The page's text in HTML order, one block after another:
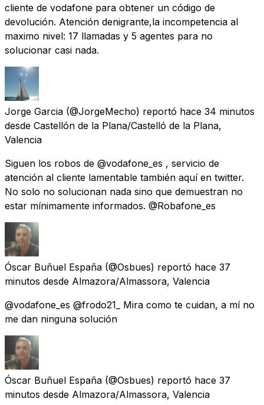
cliente de vodafone para obtener un código de
devolución. Atención denigrante,la incompetencia al
maximo nivel: 17 llamadas y 5 agentes para no
solucionar casi nada.
Jorge Garcia (@JorgeMecho) reportó hace 34 minutos
desde Castellón de la Plana/Castelló de la Plana,
Valencia
Siguen los robos de @vodafone_es , servicio de
atención al cliente lamentable también aquí en twitter.
No solo no solucionan nada sino que demuestran no
estar mínimamente informados. @Robafone_es
Óscar Buñuel España (@Osbues) reportó hace 37
minutos desde Almazora/Almassora, Valencia
@vodafone_es @frodo21_ Mira como te cuidan, a mí no
me dan ninguna solución
Óscar Buñuel España (@Osbues) reportó hace 37
minutos desde Almazora/Almassora, Valencia